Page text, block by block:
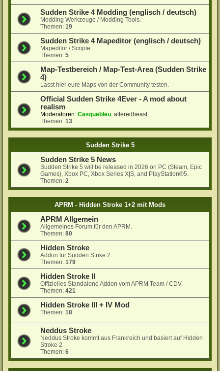
Sudden Strike 4 Modding (englisch / deutsch)
Modding Werkzeuge / Modding Tools.
Themen:19
Sudden Strike 4 Mapeditor (englisch / deutsch)
Mapeditor / Scripte
Themen:5
Map-Testbereich / Map-Test-Area (Sudden Strike
4)
Lasst hier eure Maps von der Community testen.
Official Sudden Strike 4Ever - A mod about
realism
Moderatoren: Casquebleu,alteredbeast
Themen:13
Sudden Strike 5
Sudden Strike 5 News
Sudden Strike 5 will be released in 2026 on PC (Steam, Epic
Games), Xbox PC, Xbox Series X|S, and PlayStation®5.
Themen:2
APRM - Hidden Stroke 1+2 mit Mods
APRM Allgemein
Allgemeines Forum für den APRM.
Themen:80
Hidden Stroke
Addon für Sudden Strike 2.
Themen:179
Hidden Stroke II
Offizielles Standalone Addon vom APRM Team / CDV.
Themen:421
Hidden Stroke III + IV Mod
Themen:18
Neddus Stroke
Neddus Stroke kommt aus Frankreich und basiert auf Hidden
Stroke 2
Themen:6